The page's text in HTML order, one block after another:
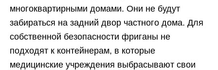
многоквартирными домами. Они не будут
забираться на задний двор частного дома. Для
собственной безопасности фриганы не
подходят к контейнерам, в которые
медицинские учреждения выбрасывают свои